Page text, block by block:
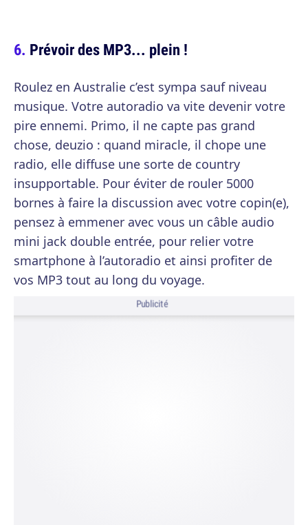
Prévoir des MP3... plein !
Roulez en Australie c’est sympa sauf niveau
musique. Votre autoradio va vite devenir votre
pire ennemi. Primo, il ne capte pas grand
chose, deuzio : quand miracle, il chope une
radio, elle diffuse une sorte de country
insupportable. Pour éviter de rouler 5000
bornes à faire la discussion avec votre copin(e),
pensez à emmener avec vous un câble audio
mini jack double entrée, pour relier votre
smartphone à l’autoradio et ainsi profiter de
vos MP3 tout au long du voyage.
Publicité